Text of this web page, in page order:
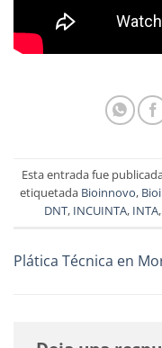
Esta entrada fue
etiquetada Bioinnovo,
DNT, INCUINTA, INTA,
Plática Técnica en